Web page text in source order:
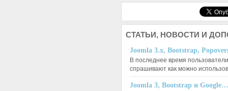
СТАТЬИ, НОВОСТИ И
Joomla 3.x, Bootstrap,
В последнее время
спрашивают как можно
Joomla 3, Bootstrap и Google…